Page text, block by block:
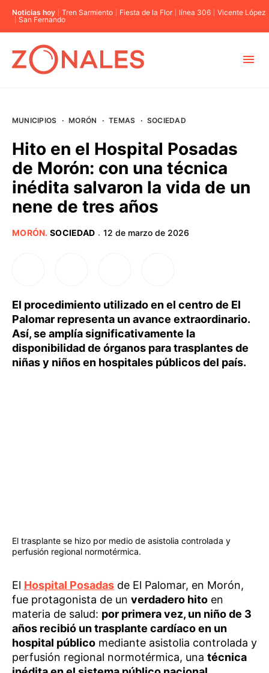
Noticias hoy Tren Sarmiento Fiesta de la Flor línea 306
Vicente López
San Fernando
BUENOS AIRES
PROVINCIAS
MUNICIPIOS · MORÓN · TEMAS · SOCIEDAD
Hito en el Hospital Posadas
de Morón: con una técnica
inédita salvaron la vida de un
nene de tres años
MORÓN. SOCIEDAD · 12 de marzo de 2026
El procedimiento utilizado en el centro de El
Palomar representa un avance extraordinario.
Así, se amplía significativamente la
disponibilidad de órganos para trasplantes de
niñas y niños en hospitales públicos del país.
El trasplante se hizo por medio de asistolia controlada y
perfusión regional normotérmica.
El Hospital Posadas de El Palomar, en Morón,
fue protagonista de un verdadero hito en
materia de salud: por primera vez, un niño de 3
años recibió un trasplante cardíaco en un
hospital público mediante asistolia controlada y
perfusión regional normotérmica, una técnica